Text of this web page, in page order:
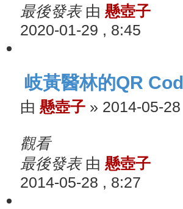
最後發表 由 懸壺子
2020-01-29 , 8:45
岐黃醫林的QR
由 懸壺子 » 2014-05-
觀看
最後發表 由 懸壺子
2014-05-28 , 8:27